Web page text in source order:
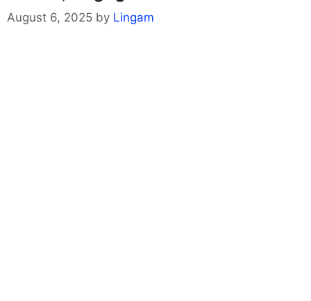
August 6, 2025 by Lingam